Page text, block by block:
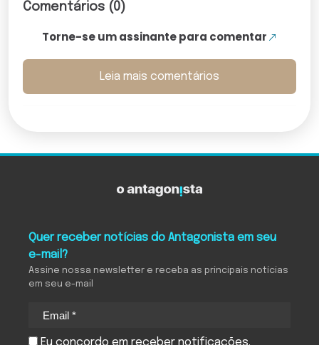
Comentários (0)
Torne-se um assinante para comentar
Leia mais comentários
Quer receber notícias do Antagonista em seu
e-mail?
Assine nossa newsletter e receba as principais notícias
em seu e-mail